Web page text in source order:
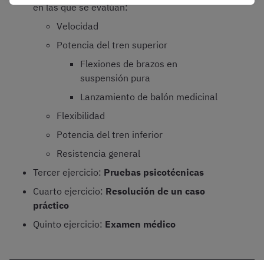
en las que se evalúan:
Velocidad
Potencia del tren superior
Flexiones de brazos en
suspensión pura
Lanzamiento de balón medicinal
Flexibilidad
Potencia del tren inferior
Resistencia general
Tercer ejercicio: Pruebas psicotécnicas
Cuarto ejercicio: Resolución de un caso
práctico
Quinto ejercicio: Examen médico